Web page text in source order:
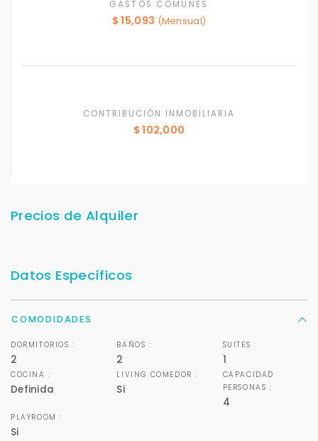
GASTOS COMUNES
$ 15,093 (Mensual)
CONTRIBUCIÓN INMOBILIARIA
$ 102,000
Precios de Alquiler
Datos Específicos
COMODIDADES
DORMITORIOS :
2
BAÑOS :
2
SUITES :
1
COCINA :
Definida
LIVING COMEDOR :
Si
CAPACIDAD
PERSONAS :
4
PLAYROOM :
Si